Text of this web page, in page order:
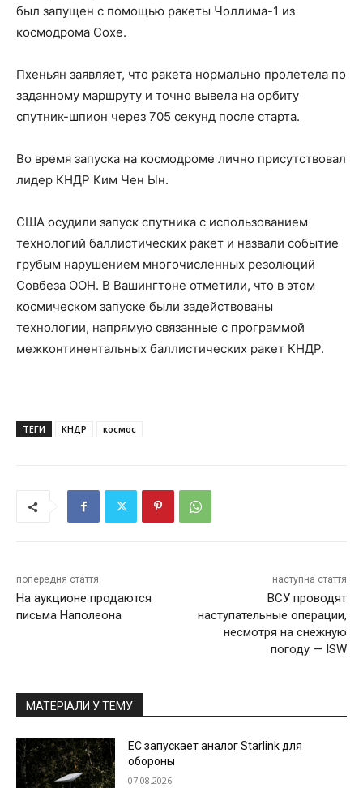
был запущен с помощью ракеты Чоллима-1 из
космодрома Сохе.
Пхеньян заявляет, что ракета нормально пролетела по
заданному маршруту и точно вывела на орбиту
спутник-шпион через 705 секунд после старта.
Во время запуска на космодроме лично присутствовал
лидер КНДР Ким Чен Ын.
США осудили запуск спутника с использованием
технологий баллистических ракет и назвали событие
грубым нарушением многочисленных резолюций
Совбеза ООН. В Вашингтоне отметили, что в этом
космическом запуске были задействованы
технологии, напрямую связанные с программой
межконтинентальных баллистических ракет КНДР.
ТЕГИ КНДР космос
попередня стаття
На аукционе продаются
письма Наполеона
наступна стаття
ВСУ проводят
наступательные операции,
несмотря на снежную
погоду — ISW
МАТЕРІАЛИ У ТЕМУ
ЕС запускает аналог Starlink для
обороны
07.08.2026